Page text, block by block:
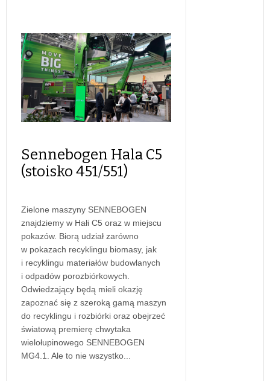
Sennebogen Hala C5
(stoisko 451/551)
Zielone maszyny SENNEBOGEN
znajdziemy w Hałi C5 oraz w miejscu
pokazów. Biorą udział zarówno
w pokazach recyklingu biomasy, jak
i recyklingu materiałów budowlanych
i odpadów porozbiórkowych.
Odwiedzający będą mieli okazję
zapoznać się z szeroką gamą maszyn
do recyklingu i rozbiórki oraz obejrzeć
światową premierę chwytaka
wielołupinowego SENNEBOGEN
MG4.1. Ale to nie wszystko...